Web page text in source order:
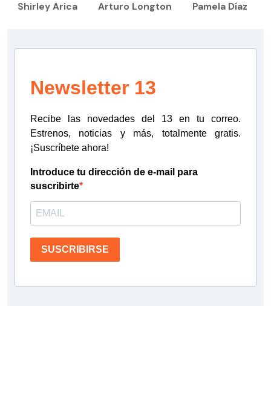
Shirley Arica Arturo Longton Pamela Díaz
Newsletter 13
Recibe las novedades del 13 en tu correo.
Estrenos, noticias y más, totalmente gratis.
¡Suscríbete ahora!
Introduce tu dirección de e-mail para
suscribirte
SUSCRIBIRSE